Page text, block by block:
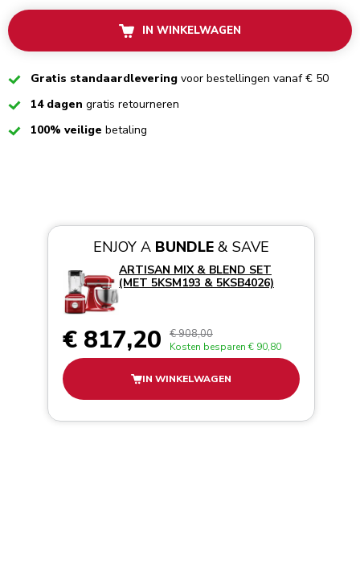
IN WINKELWAGEN
CheckedGratis standaardlevering voor bestellingen vanaf € 50
Checked14 dagen gratis retourneren
Checked100% veilige betaling
ENJOY A BUNDLE& SAVE
ARTISAN MIX & BLEND SET
(MET 5KSM193 & 5KSB4026)
€ 817,20 € 908,00
Kosten besparen € 90,80
IN WINKELWAGEN